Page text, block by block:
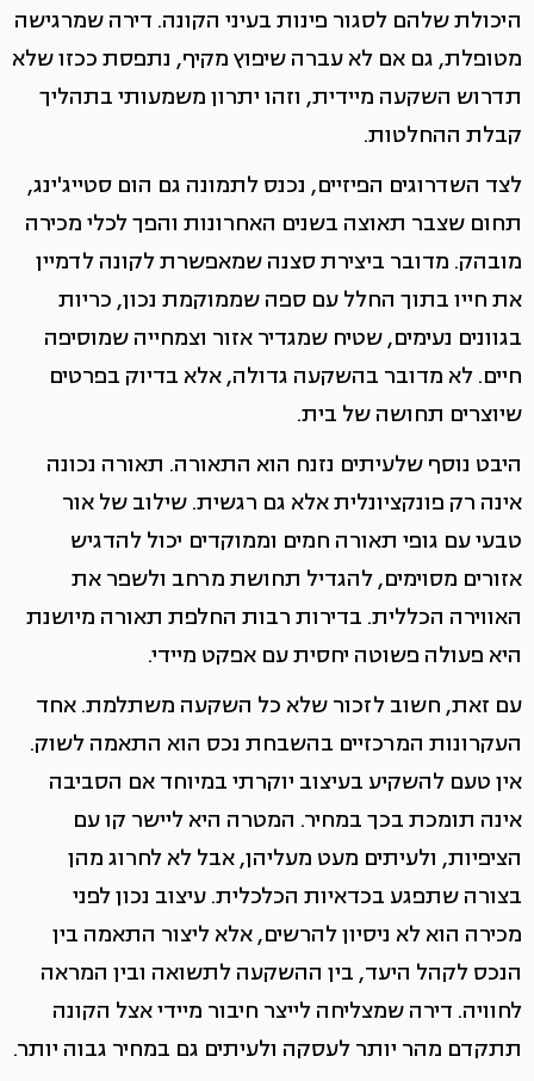
היכולת שלהם לסגור פינות בעיני הקונה. דירה שמרגישה
מטופלת, גם אם לא עברה שיפוץ מקיף, נתפסת ככזו שלא
תדרוש השקעה מיידית, וזהו יתרון משמעותי בתהליך
קבלת ההחלטות.
לצד השדרוגים הפיזיים, נכנס לתמונה גם הום סטייג'ינג,
תחום שצבר תאוצה בשנים האחרונות והפך לכלי מכירה
מובהק. מדובר ביצירת סצנה שמאפשרת לקונה לדמיין
את חייו בתוך החלל עם ספה שממוקמת נכון, כריות
בגוונים נעימים, שטיח שמגדיר אזור וצמחייה שמוסיפה
חיים. לא מדובר בהשקעה גדולה, אלא בדיוק בפרטים
שיוצרים תחושה של בית.
היבט נוסף שלעיתים נזנח הוא התאורה. תאורה נכונה
אינה רק פונקציונלית אלא גם רגשית. שילוב של אור
טבעי עם גופי תאורה חמים וממוקדים יכול להדגיש
אזורים מסוימים, להגדיל תחושת מרחב ולשפר את
האווירה הכללית. בדירות רבות החלפת תאורה מיושנת
היא פעולה פשוטה יחסית עם אפקט מיידי.
עם זאת, חשוב לזכור שלא כל השקעה משתלמת. אחד
העקרונות המרכזיים בהשבחת נכס הוא התאמה לשוק.
אין טעם להשקיע בעיצוב יוקרתי במיוחד אם הסביבה
אינה תומכת בכך במחיר. המטרה היא ליישר קו עם
הציפיות, ולעיתים מעט מעליהן, אבל לא לחרוג מהן
בצורה שתפגע בכדאיות הכלכלית. עיצוב נכון לפני
מכירה הוא לא ניסיון להרשים, אלא ליצור התאמה בין
הנכס לקהל היעד, בין ההשקעה לתשואה ובין המראה
לחוויה. דירה שמצליחה לייצר חיבור מיידי אצל הקונה
תתקדם מהר יותר לעסקה ולעיתים גם במחיר גבוה יותר.